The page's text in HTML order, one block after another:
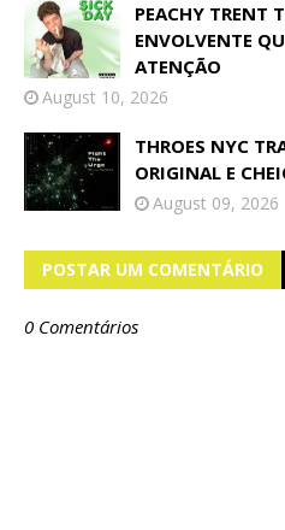
PEACHY TRENT
ENVOLVENTE
ATENÇÃO
August 10, 2026
THROES NYC
ORIGINAL E
August 09, 2026
POSTAR UM COMENTÁRIO
0 Comentários